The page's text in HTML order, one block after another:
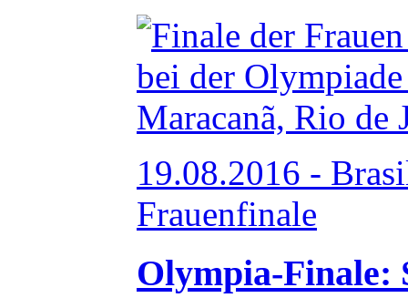
19.08.2016 -
Frauenfinale
Olympia-Finale: